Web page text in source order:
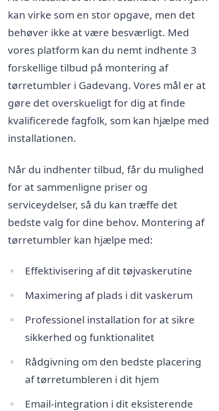
kan virke som en stor opgave, men det
behøver ikke at være besværligt. Med
vores platform kan du nemt indhente 3
forskellige tilbud på montering af
tørretumbler i Gadevang. Vores mål er at
gøre det overskueligt for dig at finde
kvalificerede fagfolk, som kan hjælpe med
installationen.
Når du indhenter tilbud, får du mulighed
for at sammenligne priser og
serviceydelser, så du kan træffe det
bedste valg for dine behov. Montering af
tørretumbler kan hjælpe med:
Effektivisering af dit tøjvaskerutine
Maximering af plads i dit vaskerum
Professionel installation for at sikre
sikkerhed og funktionalitet
Rådgivning om den bedste placering
af tørretumbleren i dit hjem
Email-integration i dit eksisterende